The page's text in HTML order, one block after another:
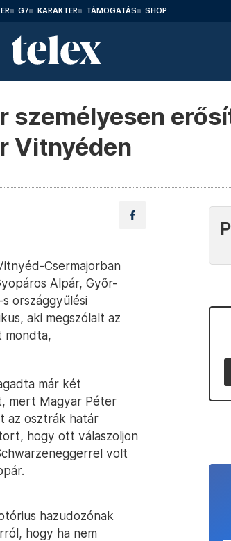
G7 KARAKTER TÁMOGATÁS SHOP
személyesen
Vitnyéden
Csermajorban
Alpár, Győr-
országgyűlési
aki megszólalt az
mondta,
már két
mert Magyar Péter
az osztrák határ
hogy ott válaszoljon
volt
hazudozónak
hogy ha nem